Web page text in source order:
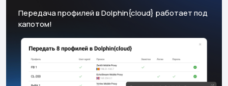
Передача профилей в Dolphin{cloud} работает под
капотом!